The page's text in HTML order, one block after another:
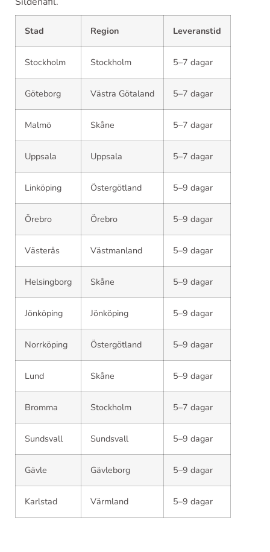
Stad Region Leveranstid
Stockholm Stockholm 5–7 dagar
Göteborg Västra Götaland 5–7 dagar
Malmö Skåne 5–7 dagar
Uppsala Uppsala 5–7 dagar
Linköping Östergötland 5–9 dagar
Örebro Örebro 5–9 dagar
Västerås Västmanland 5–9 dagar
Helsingborg Skåne 5–9 dagar
Jönköping Jönköping 5–9 dagar
Norrköping Östergötland 5–9 dagar
Lund Skåne 5–9 dagar
Bromma Stockholm 5–7 dagar
Sundsvall Sundsvall 5–9 dagar
Gävle Gävleborg 5–9 dagar
Karlstad Värmland 5–9 dagar